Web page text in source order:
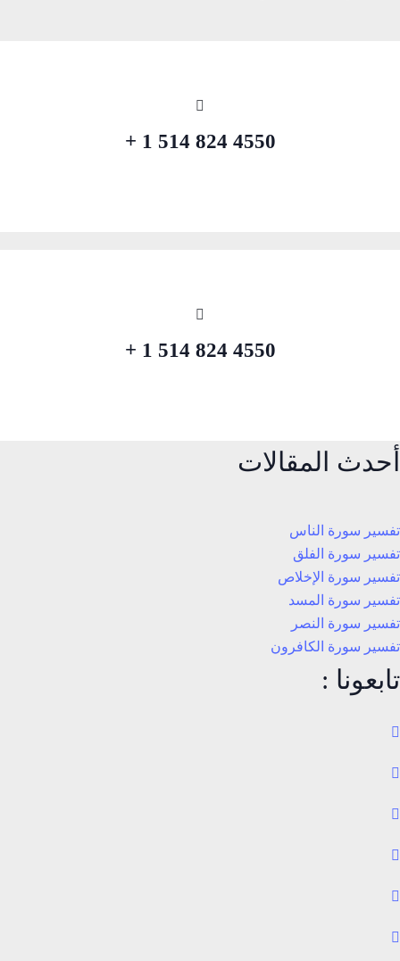
4550 824 514 1 +
4550 824 514 1 +
أحدث المقالات
تفسير سورة الناس
تفسير سورة الفلق
تفسير سورة الإخلاص
تفسير سورة المسد
تفسير سورة النصر
تفسير سورة الكافرون
تابعونا :